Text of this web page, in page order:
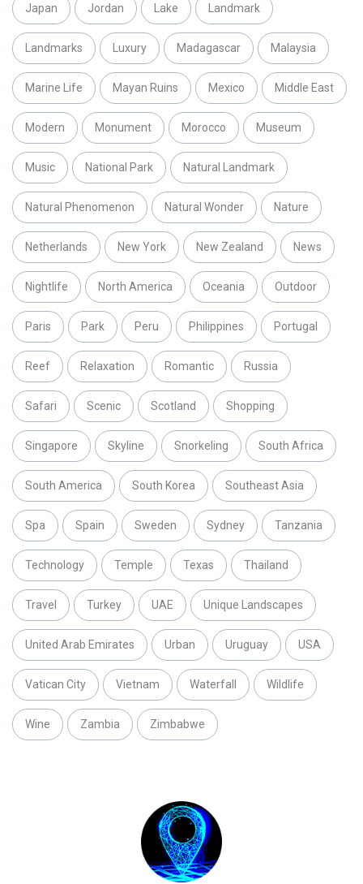
Japan Jordan Lake Landmark
Landmarks Luxury Madagascar Malaysia
Marine Life Mayan Ruins Mexico Middle East
Modern Monument Morocco Museum
Music National Park Natural Landmark
Natural Phenomenon Natural Wonder Nature
Netherlands New York New Zealand News
Nightlife North America Oceania Outdoor
Paris Park Peru Philippines Portugal
Reef Relaxation Romantic Russia
Safari Scenic Scotland Shopping
Singapore Skyline Snorkeling South Africa
South America South Korea Southeast Asia
Spa Spain Sweden Sydney Tanzania
Technology Temple Texas Thailand
Travel Turkey UAE Unique Landscapes
United Arab Emirates Urban Uruguay USA
Vatican City Vietnam Waterfall Wildlife
Wine Zambia Zimbabwe